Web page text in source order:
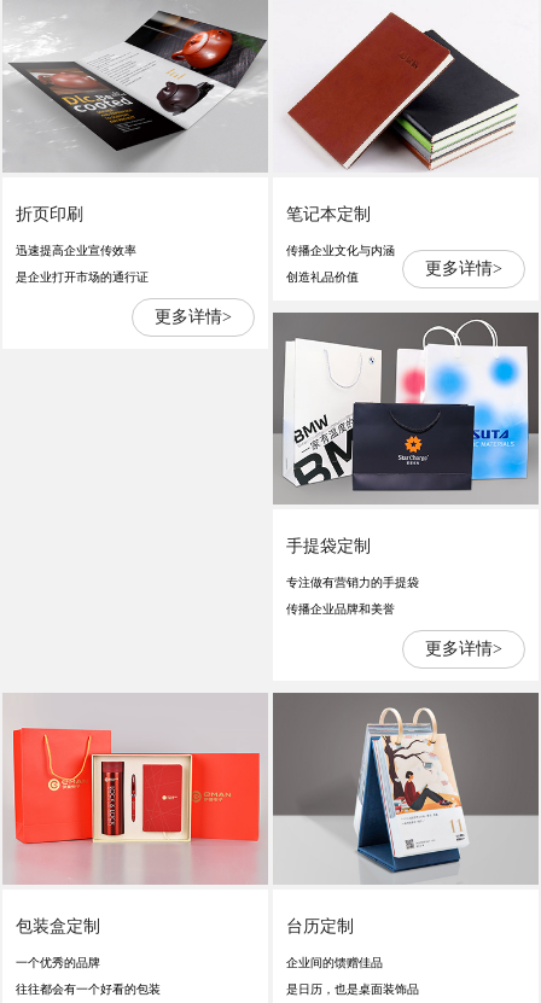
折页印刷
迅速提高企业宣传效率
是企业打开市场的通行证
更多详情>
笔记本定制
传播企业文化与内涵
创造礼品价值
更多详情>
手提袋定制
专注做有营销力的手提袋
传播企业品牌和美誉
更多详情>
包装盒定制
一个优秀的品牌
往往都会有一个好看的包装
台历定制
企业间的馈赠佳品
是日历，也是桌面装饰品